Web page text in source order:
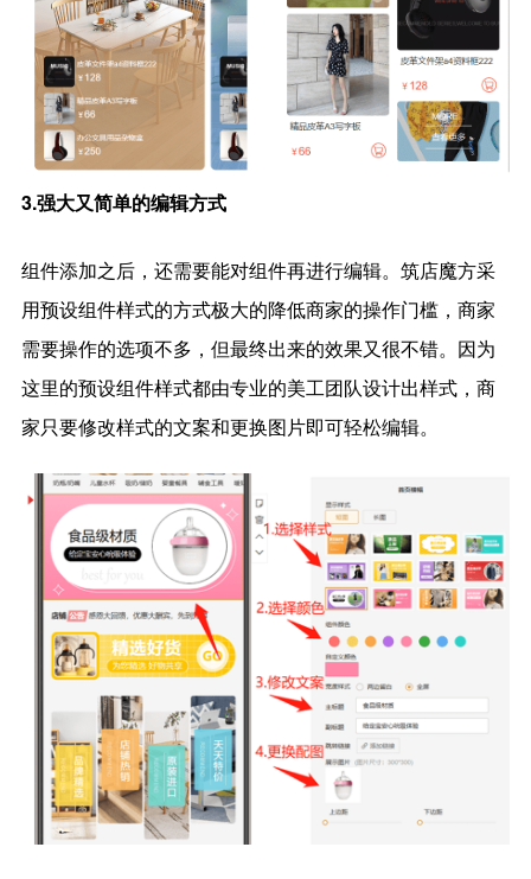
3.强大又简单的编辑方式
组件添加之后，还需要能对组件再进行编辑。筑店魔方采
用预设组件样式的方式极大的降低商家的操作门槛，商家
需要操作的选项不多，但最终出来的效果又很不错。因为
这里的预设组件样式都由专业的美工团队设计出样式，商
家只要修改样式的文案和更换图片即可轻松编辑。